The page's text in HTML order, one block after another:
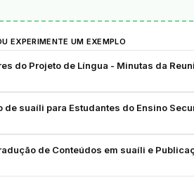
EXPERIMENTE UM EXEMPLO
do Projeto de Língua - Minutas da
suaíli para Estudantes do Ensino
de Conteúdos em suaíli e